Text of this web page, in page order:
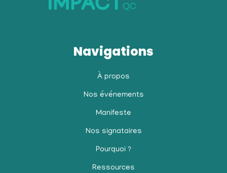
Navigations
À propos
Nos événements
Manifeste
Nos signataires
Pourquoi ?
Ressources